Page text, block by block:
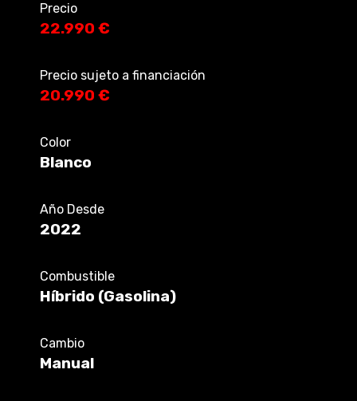
Precio
22.990 €
Precio sujeto a financiación
20.990 €
Color
Blanco
Año Desde
2022
Combustible
Híbrido (Gasolina)
Cambio
Manual